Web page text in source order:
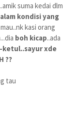
suma kedai dlm
kondisi yang
kasi orang
boh kicap..ada
ketul..sayur xde
??
tau